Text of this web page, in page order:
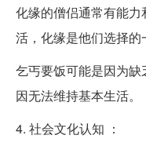
化缘的僧侣通常有能
活，化缘是他们选择的
乞丐要饭可能是因为
因无法维持基本生活。
4. 社会文化认知 ：